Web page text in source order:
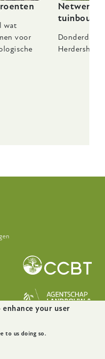
wat
voor
tuinbouw'
Donderdag
Herdershof,
your user
to us doing so.